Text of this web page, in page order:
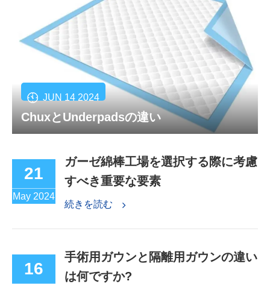
JUN 14 2024
ChuxとUnderpadsの違い
21
May 2024
ガーゼ綿棒工場を選択する際に考慮
すべき重要な要素
続きを読む
16
手術用ガウンと隔離用ガウンの違い
は何ですか?